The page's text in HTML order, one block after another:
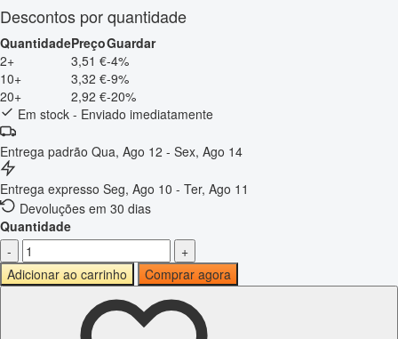
Descontos por quantidade
QuantidadePreçoGuardar
2+
3,51 €-4%
10+
3,32 €-9%
20+
2,92 €-20%
Em stock - Enviado imediatamente
Entrega padrão Qua, Ago 12 - Sex, Ago 14
Entrega expresso Seg, Ago 10 - Ter, Ago 11
Devoluções em 30 dias
Quantidade
-
+
Adicionar ao carrinho
Comprar agora